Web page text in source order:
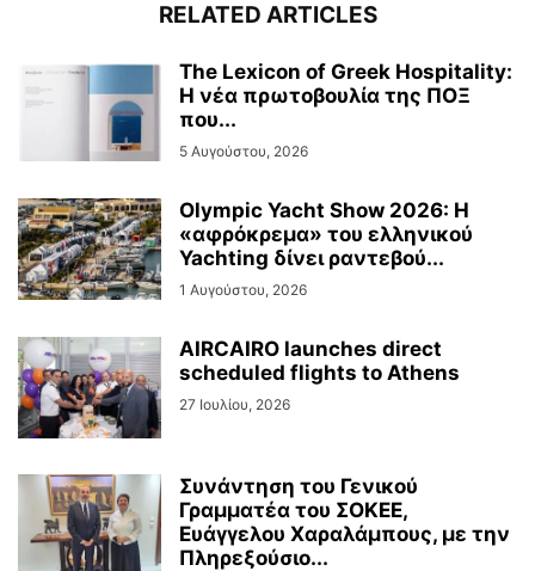
RELATED ARTICLES
The Lexicon of Greek Hospitality:
Η νέα πρωτοβουλία της ΠΟΞ
που...
5 Αυγούστου, 2026
Olympic Yacht Show 2026: Η
«αφρόκρεμα» του ελληνικού
Yachting δίνει ραντεβού...
1 Αυγούστου, 2026
AIRCAIRO launches direct
scheduled flights to Athens
27 Ιουλίου, 2026
Συνάντηση του Γενικού
Γραμματέα του ΣΟΚΕΕ,
Ευάγγελου Χαραλάμπους, με την
Πληρεξούσιο...